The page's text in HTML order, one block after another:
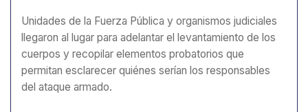
Unidades de la Fuerza Pública y organismos judiciales
llegaron al lugar para adelantar el levantamiento de los
cuerpos y recopilar elementos probatorios que
permitan esclarecer quiénes serían los responsables
del ataque armado.